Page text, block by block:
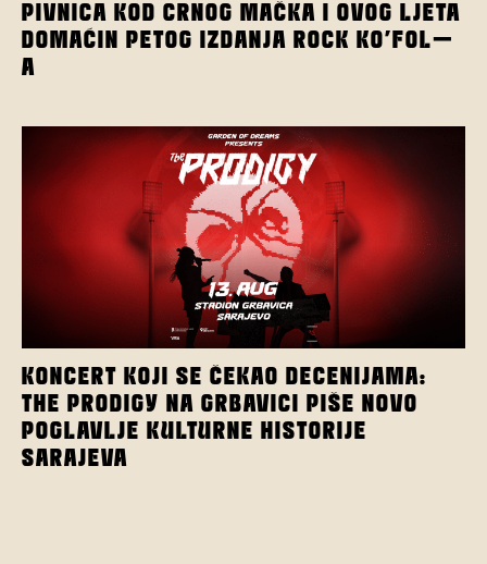
PIVNICA KOD CRNOG MAČKA I OVOG LJETA
DOMAĆIN PETOG IZDANJA ROCK KO’FOL-
A
KONCERT KOJI SE ČEKAO DECENIJAMA:
THE PRODIGY NA GRBAVICI PIŠE NOVO
POGLAVLJE KULTURNE HISTORIJE
SARAJEVA